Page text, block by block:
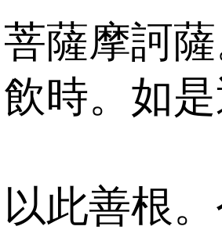
菩薩摩訶
飲時。如是
以此善根